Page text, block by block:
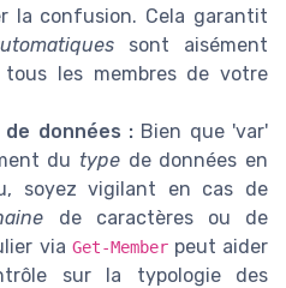
la confusion. Cela garantit
sont aisément
tous les membres de votre
données :Bien que 'var'
du type de données en
soyez vigilant en cas de
de caractères ou de
via Get-Memberpeut aider
sur la typologie des